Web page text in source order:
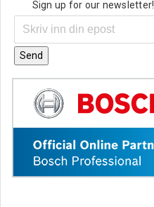
Sign up for our newsletter!
Send